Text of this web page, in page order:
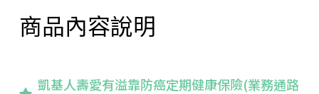
商品內容說明
凱基人壽愛有溢靠防癌定期健康保險(業務通路